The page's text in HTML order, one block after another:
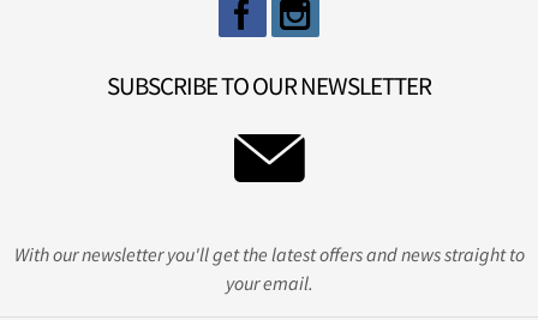
SUBSCRIBE TO OUR NEWSLETTER
With our newsletter you'll get the latest offers and news straight to
your email.